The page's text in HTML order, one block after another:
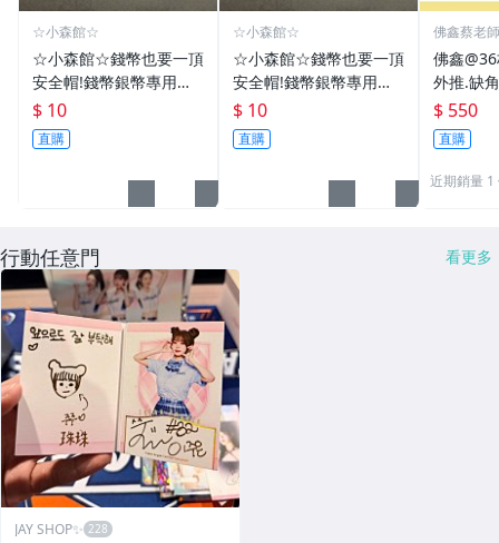
☆小森館☆
☆小森館☆錢幣也要一頂
安全帽!錢幣銀幣專用透
明壓克力盒收納保護盒.1
枚10元~55
$ 10
直購
☆小森館☆
☆小森館☆錢幣也要一頂
安全帽!錢幣銀幣專用透
明壓克力盒收納保護盒.1
枚10元~11
$ 10
直購
佛鑫蔡老
化煞物品
佛鑫
外推.缺
雙碩士
加持/附
$ 550
直購
近期銷量 1
行動任意門 看更多
JAY SHOP✨